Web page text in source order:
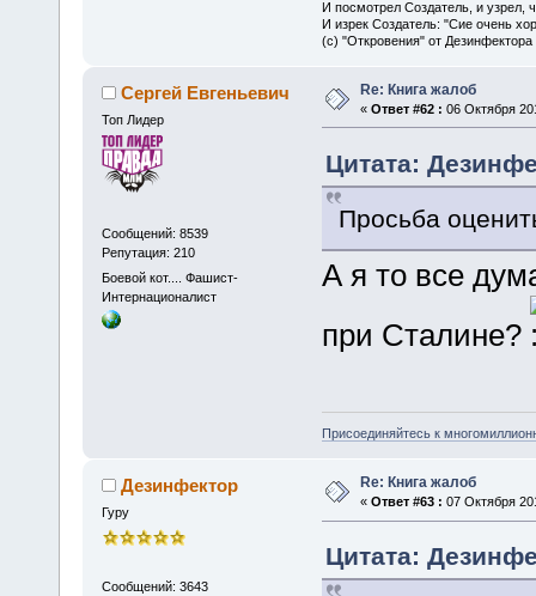
И посмотрел Создатель, и узрел,
И изрек Создатель: "Сие очень
(с) "Откровения" от Дезинфектора
Сергей Евгеньевич
Топ Лидер
Сообщений: 8539
Репутация: 210
Боевой кот.... Фашист-
Интернационалист
Re: Книга жалоб
« Ответ #62 : 06 Октября
Цитата:
Просьба
А я то все
при Сталине?
Присоединяйтесь к
Дезинфектор
Гуру
Сообщений: 3643
Re: Книга жалоб
« Ответ #63 : 07 Октября
Цитата: